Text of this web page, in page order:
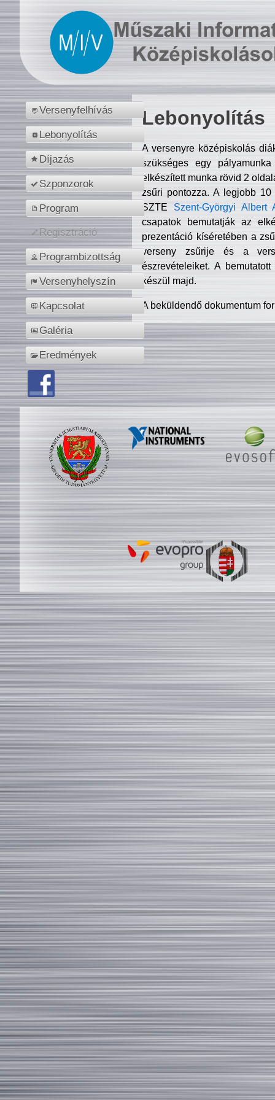
Versenyfelhívás
Lebonyolítás
Díjazás
Szponzorok
Program
Regisztráció
Programbizottság
Versenyhelyszín
Kapcsolat
Galéria
Eredmények
Lebonyolítás
A versenyre középiskolás
szükséges egy
elkészített munka rövid 2
zsűri pontozza. A legjobb
SZTE Szent-Györgyi Albert
csapatok bemutatják az
prezentáció kíséretében a
verseny zsűrije és a
észrevételeiket. A
készül majd.
A beküldendő dokumentum